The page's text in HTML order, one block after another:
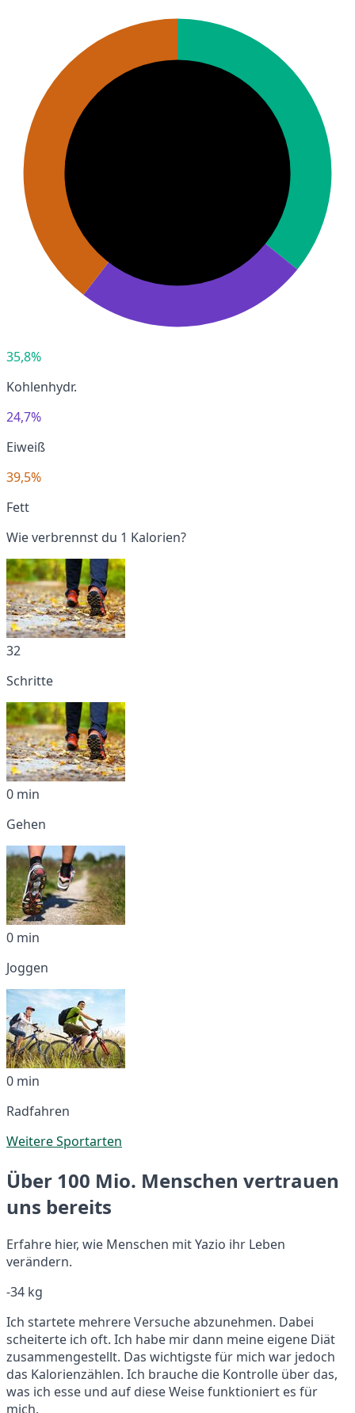
35,8%
Kohlenhydr.
24,7%
Eiweiß
39,5%
Fett
Wie verbrennst du 1 Kalorien?
32
Schritte
0 min
Gehen
0 min
Joggen
0 min
Radfahren
Weitere Sportarten
Über 100 Mio. Menschen vertrauen
uns bereits
Erfahre hier, wie Menschen mit Yazio ihr Leben
verändern.
-34 kg
Ich startete mehrere Versuche abzunehmen. Dabei
scheiterte ich oft. Ich habe mir dann meine eigene Diät
zusammengestellt. Das wichtigste für mich war jedoch
das Kalorienzählen. Ich brauche die Kontrolle über das,
was ich esse und auf diese Weise funktioniert es für
mich.